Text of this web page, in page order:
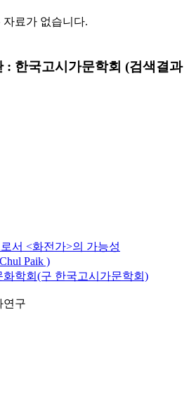
자료가 없습니다.
: 한국고시가문학회 (검색결과
서 <화전가>의 가능성
Paik )
화학회(구 한국고시가문학회)
연구